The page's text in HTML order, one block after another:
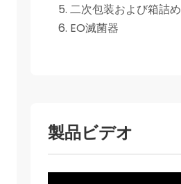
5. 二次包装および箱詰め
6. EO滅菌器
製品ビデオ